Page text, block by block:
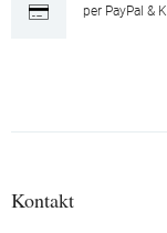
per PayPal &
Kontakt